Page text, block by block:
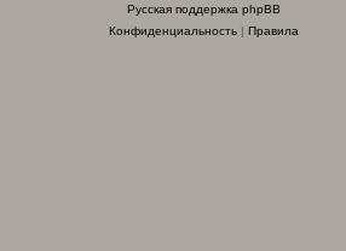
Русская поддержка phpBB
Конфиденциальность| Правила